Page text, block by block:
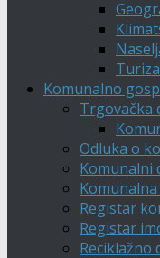
Komunalno
Trgovačka
Odluka o
Komunalni
Registar
Registar
Reciklažno